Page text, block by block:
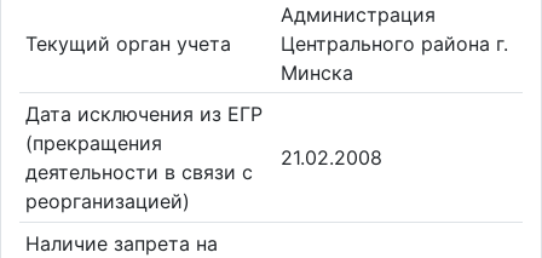
Текущий орган учета
Администрация
Центрального района г.
Минска
Дата исключения из ЕГР
(прекращения
деятельности в связи с
реорганизацией)
21.02.2008
Наличие запрета на